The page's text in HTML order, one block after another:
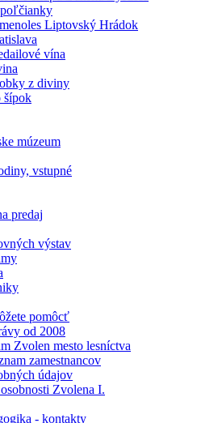
Liptovský Hrádok
vína
z diviny
šípok
múzeum
vstupné
predaj
výstav
pomôcť
od 2008
Zvolen mesto lesníctva
zamestnancov
údajov
Zvolena I.
- kontakty